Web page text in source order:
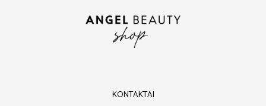
KONTAKTAI